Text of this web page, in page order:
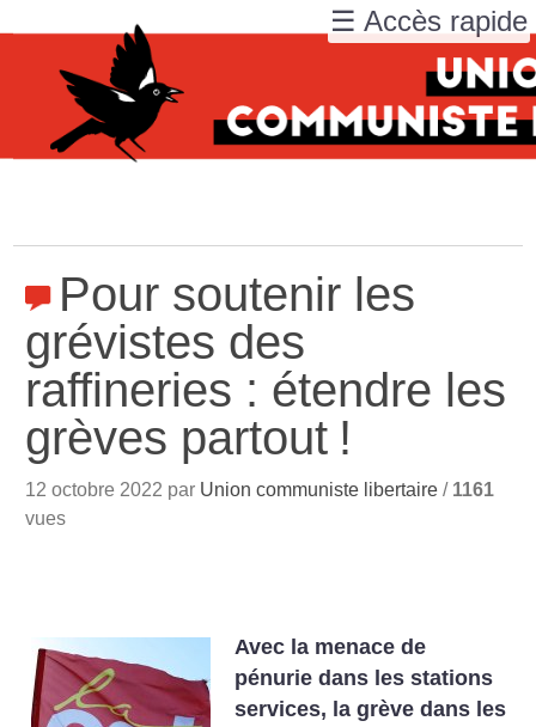
Pour soutenir les
grévistes des
raffineries : étendre les
grèves partout !
12 octobre 2022 par Union communiste libertaire / 1161
vues
Avec la menace de
pénurie dans les stations
services, la grève dans les
☰ Accès rapide